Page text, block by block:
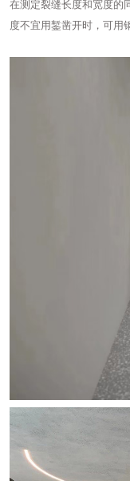
在测定裂缝长度和宽度的
度不宜用錾凿开时，可用